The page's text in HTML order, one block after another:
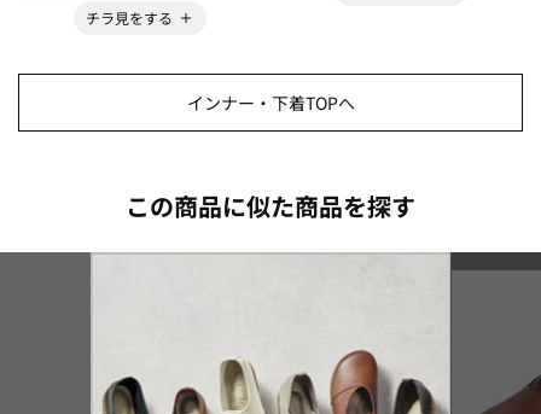
チラ見をする
インナー・下着TOPへ
この商品に似た商品を探す